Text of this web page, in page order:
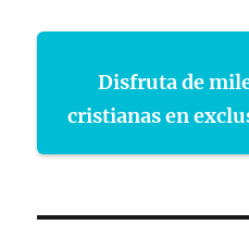
Disfruta de
cristianas en